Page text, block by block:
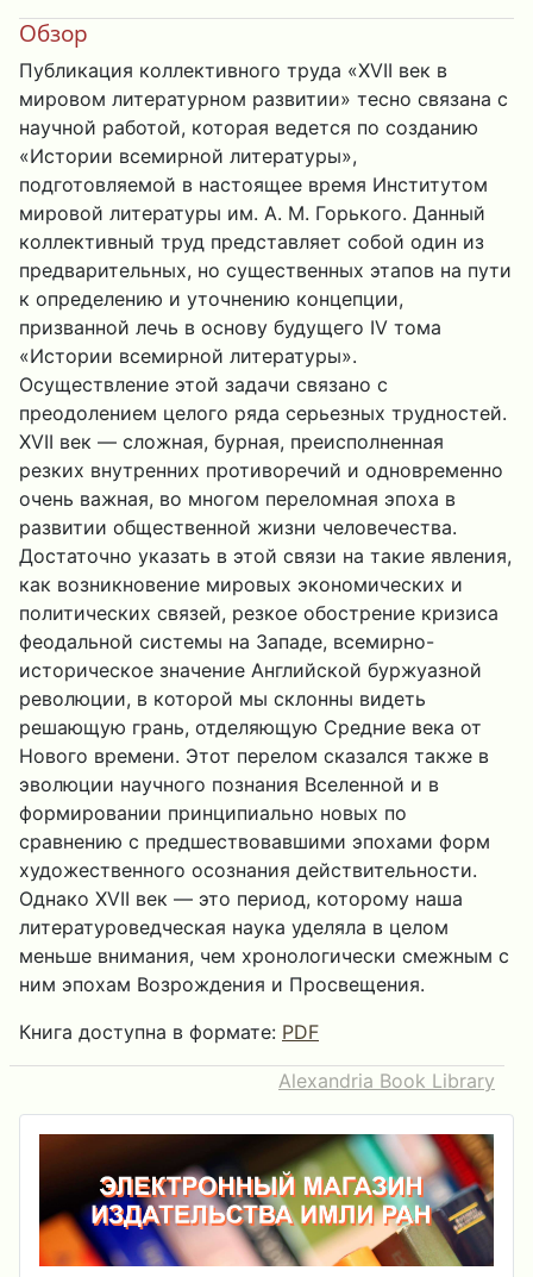
Обзор
Публикация коллективного труда «XVII век в
мировом литературном развитии» тесно связана с
научной работой, которая ведется по созданию
«Истории всемирной литературы»,
подготовляемой в настоящее время Институтом
мировой литературы им. А. М. Горького. Данный
коллективный труд представляет собой один из
предварительных, но существенных этапов на пути
к определению и уточнению концепции,
призванной лечь в основу будущего IV тома
«Истории всемирной литературы».
Осуществление этой задачи связано с
преодолением целого ряда серьезных трудностей.
XVII век — сложная, бурная, преисполненная
резких внутренних противоречий и одновременно
очень важная, во многом переломная эпоха в
развитии общественной жизни человечества.
Достаточно указать в этой связи на такие явления,
как возникновение мировых экономических и
политических связей, резкое обострение кризиса
феодальной системы на Западе, всемирно-
историческое значение Английской буржуазной
революции, в которой мы склонны видеть
решающую грань, отделяющую Средние века от
Нового времени. Этот перелом сказался также в
эволюции научного познания Вселенной и в
формировании принципиально новых по
сравнению с предшествовавшими эпохами форм
художественного осознания действительности.
Однако XVII век — это период, которому наша
литературоведческая наука уделяла в целом
меньше внимания, чем хронологически смежным с
ним эпохам Возрождения и Просвещения.
Книга доступна в формате: PDF
Alexandria Book Library